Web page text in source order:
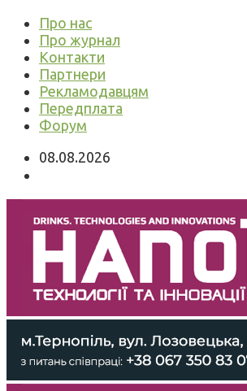
Про нас
Про журнал
Контакти
Партнери
Рекламодавцям
Передплата
Форум
08.08.2026